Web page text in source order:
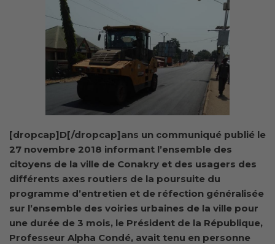
[dropcap]D[/dropcap]ans un communiqué publié le
27 novembre 2018 informant l’ensemble des
citoyens de la ville de Conakry et des usagers des
différents axes routiers de la poursuite du
programme d’entretien et de réfection généralisée
sur l’ensemble des voiries urbaines de la ville pour
une durée de 3 mois, le Président de la République,
Professeur Alpha Condé, avait tenu en personne